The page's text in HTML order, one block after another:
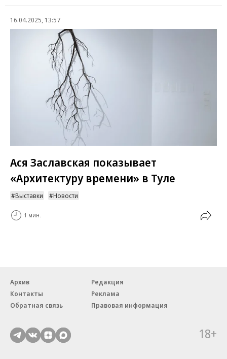
16.04.2025, 13:57
Ася Заславская показывает
«Архитектуру времени» в Туле
Выставки Новости
1 мин.
Архив
Редакция
Контакты
Реклама
Обратная связь
Правовая информация
18+